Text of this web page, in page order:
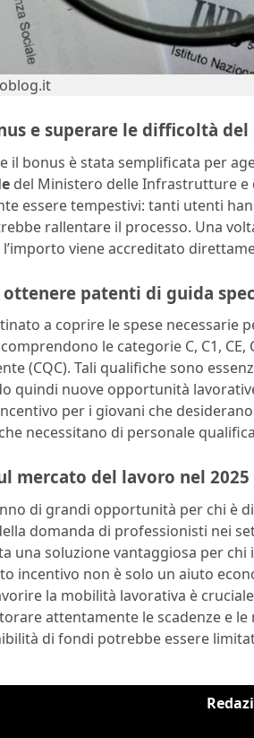
e superare le difficoltà del
il bonus è stata semplificata per
del Ministero delle Infrastrutture e
essere tempestivi: tanti utenti
rallentare il processo. Una
l’importo viene accreditato
patenti di guida
a coprire le spese necessarie
le categorie C, C1, CE,
(CQC). Tali qualifiche sono
quindi nuove opportunità
per i giovani che
necessitano di personale
mercato del lavoro nel 2025
di grandi opportunità per chi è
domanda di professionisti nei
una soluzione vantaggiosa per
incentivo non è solo un aiuto
la mobilità lavorativa è
attentamente le scadenze e
di fondi potrebbe essere